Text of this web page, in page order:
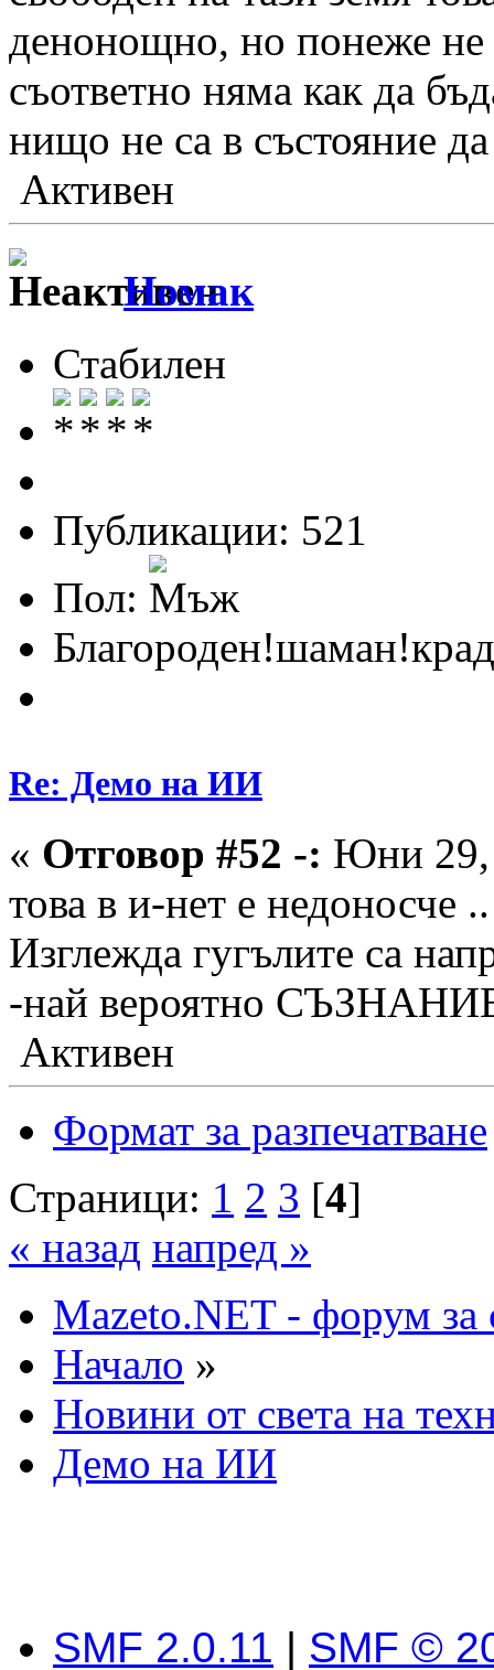
денонощно, но понеже не
съответно няма как да
нищо не са в състояние да
Активен
Номак
Стабилен
Публикации: 521
Пол:
Re: Демо на ИИ
« Отговор #52 -: Юни 29,
това в и-нет е недоносче ..
Изглежда гугълите са
-най вероятно
Активен
Формат за разпечатване
Страници: 1 2 3 [4]
« назад напред »
Mazeto.NET - форум за
Начало »
Новини от света на
Демо на ИИ
SMF 2.0.11 | SMF ©